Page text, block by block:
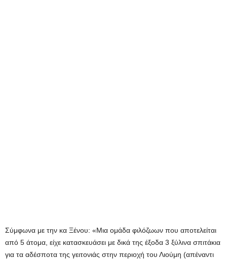
Σύμφωνα με την κα Ξένου: «Μια ομάδα φιλόζωων που αποτελείται
από 5 άτομα, είχε κατασκευάσει με δικά της έξοδα 3 ξύλινα σπιτάκια
για τα αδέσποτα της γειτονιάς στην περιοχή του Λιούμη (απέναντι